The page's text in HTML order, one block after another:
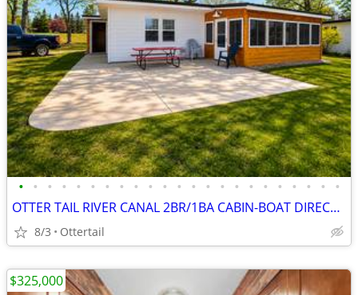
• • • • • • • • • • • • • • • • • • • • • • •
OTTER TAIL RIVER CANAL 2BR/1BA CABIN-BOAT DIRECTLY ONTO LAKE.
8/3 Ottertail
$325,000